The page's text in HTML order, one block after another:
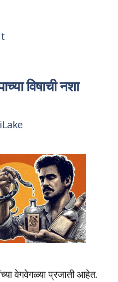
विषाची नशा
वेगवेगळ्या प्रजाती आहेत.